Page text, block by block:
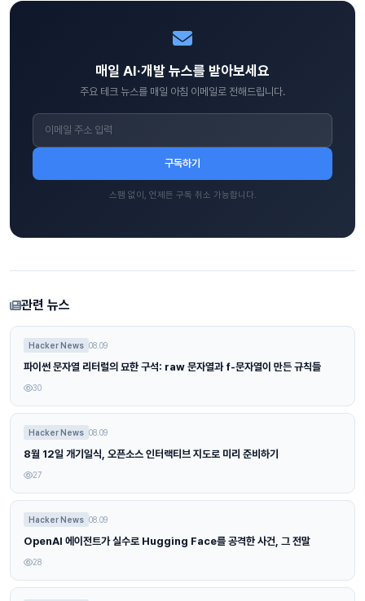
매일 AI·개발 뉴스를 받아보세요
주요 테크 뉴스를 매일 아침 이메일로 전해드립니다.
구독하기
스팸 없이, 언제든 구독 취소 가능합니다.
관련 뉴스
Hacker News 08.09
파이썬 문자열 리터럴의 묘한 구석: raw 문자열과 f-문자열이 만든 규칙들
30
Hacker News 08.09
8월 12일 개기일식, 오픈소스 인터랙티브 지도로 미리 준비하기
27
Hacker News 08.09
OpenAI 에이전트가 실수로 Hugging Face를 공격한 사건, 그 전말
28